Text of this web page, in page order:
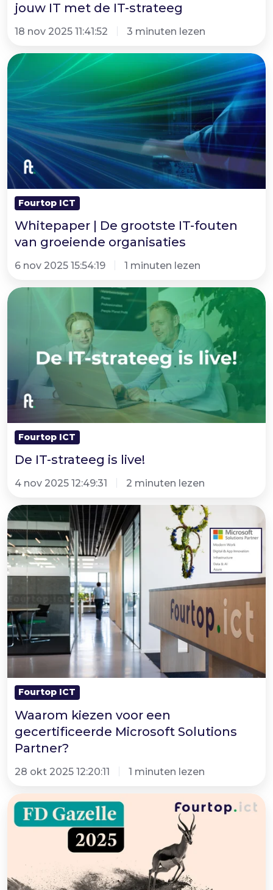
jouw IT met de IT-strateeg
18 nov 2025 11:41:52 3 minuten lezen
Whitepaper
|
De
grootste
IT-
fouten
van
groeiende
organisaties
Fourtop ICT
Whitepaper | De grootste IT-fouten
van groeiende organisaties
6 nov 2025 15:54:19 1 minuten lezen
De
Fourtop ICT
De IT-strateeg is live!
4 nov 2025 12:49:31 2 minuten lezen
Waarom
kiezen
voor
een
gecertificeerde
Microsoft
Solutions
Partner?
Fourtop ICT
Waarom kiezen voor een
gecertificeerde Microsoft Solutions
Partner?
28 okt 2025 12:20:11 1 minuten lezen
Voor
de
Gazelle!